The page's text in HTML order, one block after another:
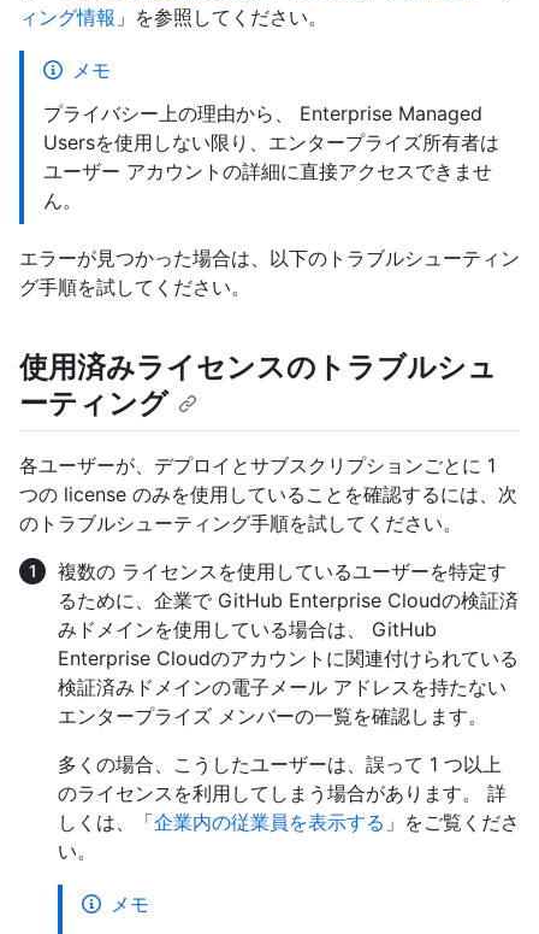
ィング情報 」を参照してください。
メモ
プライバシー上の理由から、 Enterprise Managed
Usersを使用しない限り、エンタープライズ所有者は
ユーザー アカウントの詳細に直接アクセスできませ
ん。
エラーが見つかった場合は、以下のトラブルシューティン
グ手順を試してください。
使用済みライセンスのトラブルシュ
ーティング
各ユーザーが、デプロイとサブスクリプションごとに 1
つの license のみを使用していることを確認するには、次
のトラブルシューティング手順を試してください。
複数の ライセンスを使用しているユーザーを特定す
るために、企業で GitHub Enterprise Cloudの検証済
みドメインを使用している場合は、 GitHub
Enterprise Cloudのアカウントに関連付けられている
検証済みドメインの電子メール アドレスを持たない
エンタープライズ メンバーの一覧を確認します。
多くの場合、こうしたユーザーは、誤って 1 つ以上
のライセンスを利用してしまう場合があります。 詳
しくは、「企業内の従業員を表示する 」をご覧くださ
い。
メモ